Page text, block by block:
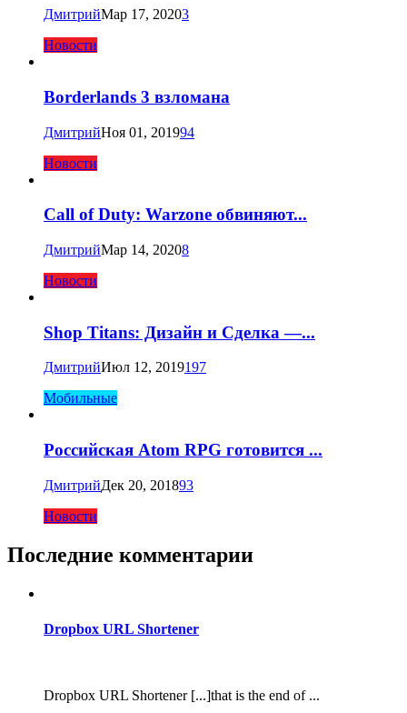
ДмитрийМар 17, 20203
Новости
Borderlands 3 взломана
ДмитрийНоя 01, 201994
Новости
Call of Duty: Warzone обвиняют...
ДмитрийМар 14, 20208
Новости
Shop Titans: Дизайн и Сделка —...
ДмитрийИюл 12, 2019197
Мобильные
Российская Atom RPG готовится ...
ДмитрийДек 20, 201893
Новости
Последние комментарии
Dropbox URL Shortener
Dropbox URL Shortener [...]that is the end of ...